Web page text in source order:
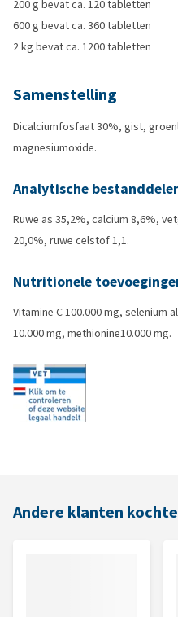
200 g bevat ca. 120 tabletten
600 g bevat ca. 360 tabletten
2 kg bevat ca. 1200 tabletten
Samenstelling
Dicalciumfosfaat 30%, gist,
magnesiumoxide.
Analytische
Ruwe as 35,2%, calcium 8,6%,
20,0%, ruwe celstof 1,1.
Nutritionele
Vitamine C 100.000 mg, selenium
10.000 mg, methionine10.000 mg.
Andere klanten